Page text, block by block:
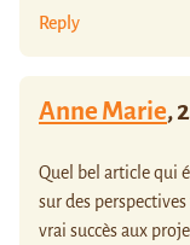
Reply
Anne Marie,
Quel bel article qui
sur des
vrai succès aux